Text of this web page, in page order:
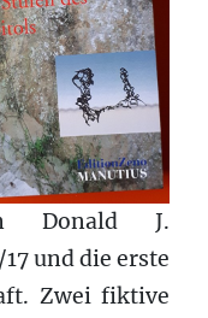
Donald J.
und die erste
Zwei fiktive